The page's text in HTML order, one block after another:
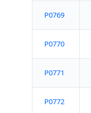
P0769
P0770
P0771
P0772